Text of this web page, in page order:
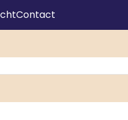
Contact